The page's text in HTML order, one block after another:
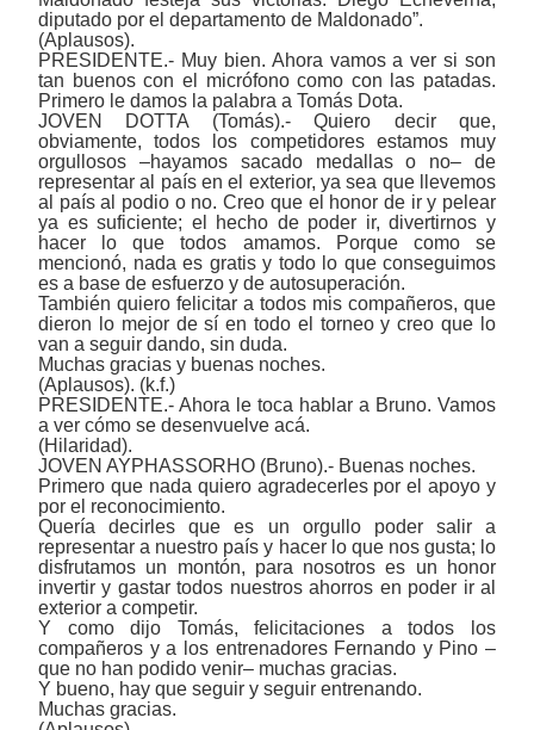
diputado por el departamento de Maldonado”.
(Aplausos).
PRESIDENTE.- Muy bien. Ahora vamos a ver si son
tan buenos con el micrófono como con las patadas.
Primero le damos la palabra a Tomás Dota.
JOVEN DOTTA (Tomás).-Quiero decir que,
obviamente, todos los competidores estamos muy
orgullosos –hayamos sacado medallas o no– de
representar al país en el exterior, ya sea que llevemos
al país al podio o no. Creo que el honor de ir y pelear
ya es suficiente; el hecho de poder ir, divertirnos y
hacer lo que todos amamos. Porque como se
mencionó, nada es gratis y todo lo que conseguimos
es a base de esfuerzo y de autosuperación.
También quiero felicitar a todos mis compañeros, que
dieron lo mejor de sí en todo el torneo y creo que lo
van a seguir dando, sin duda.
Muchas gracias y buenas noches.
(Aplausos). (k.f.)
PRESIDENTE.- Ahora le toca hablar a Bruno. Vamos
a ver cómo se desenvuelve acá.
(Hilaridad).
JOVEN AYPHASSORHO (Bruno).- Buenas noches.
Primero que nada quiero agradecerles por el apoyo y
por el reconocimiento.
Quería decirles que es un orgullo poder salir a
representar a nuestro país y hacer lo que nos gusta; lo
disfrutamos un montón, para nosotros es un honor
invertir y gastar todos nuestros ahorros en poder ir al
exterior a competir.
Y como dijo Tomás, felicitaciones a todos los
compañeros y a los entrenadores Fernando y Pino –
que no han podido venir– muchas gracias.
Y bueno, hay que seguir y seguir entrenando.
Muchas gracias.